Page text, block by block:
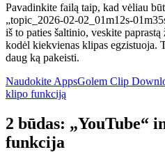
Pavadinkite failą taip, kad vėliau
„topic_2026-02-02_01m12s-
iš to paties šaltinio, veskite
kodėl kiekvienas klipas egzistuoja.
daug ką pakeisti.
Naudokite AppsGolem Clip
klipo funkciją
2 būdas: „YouTube“
funkcija